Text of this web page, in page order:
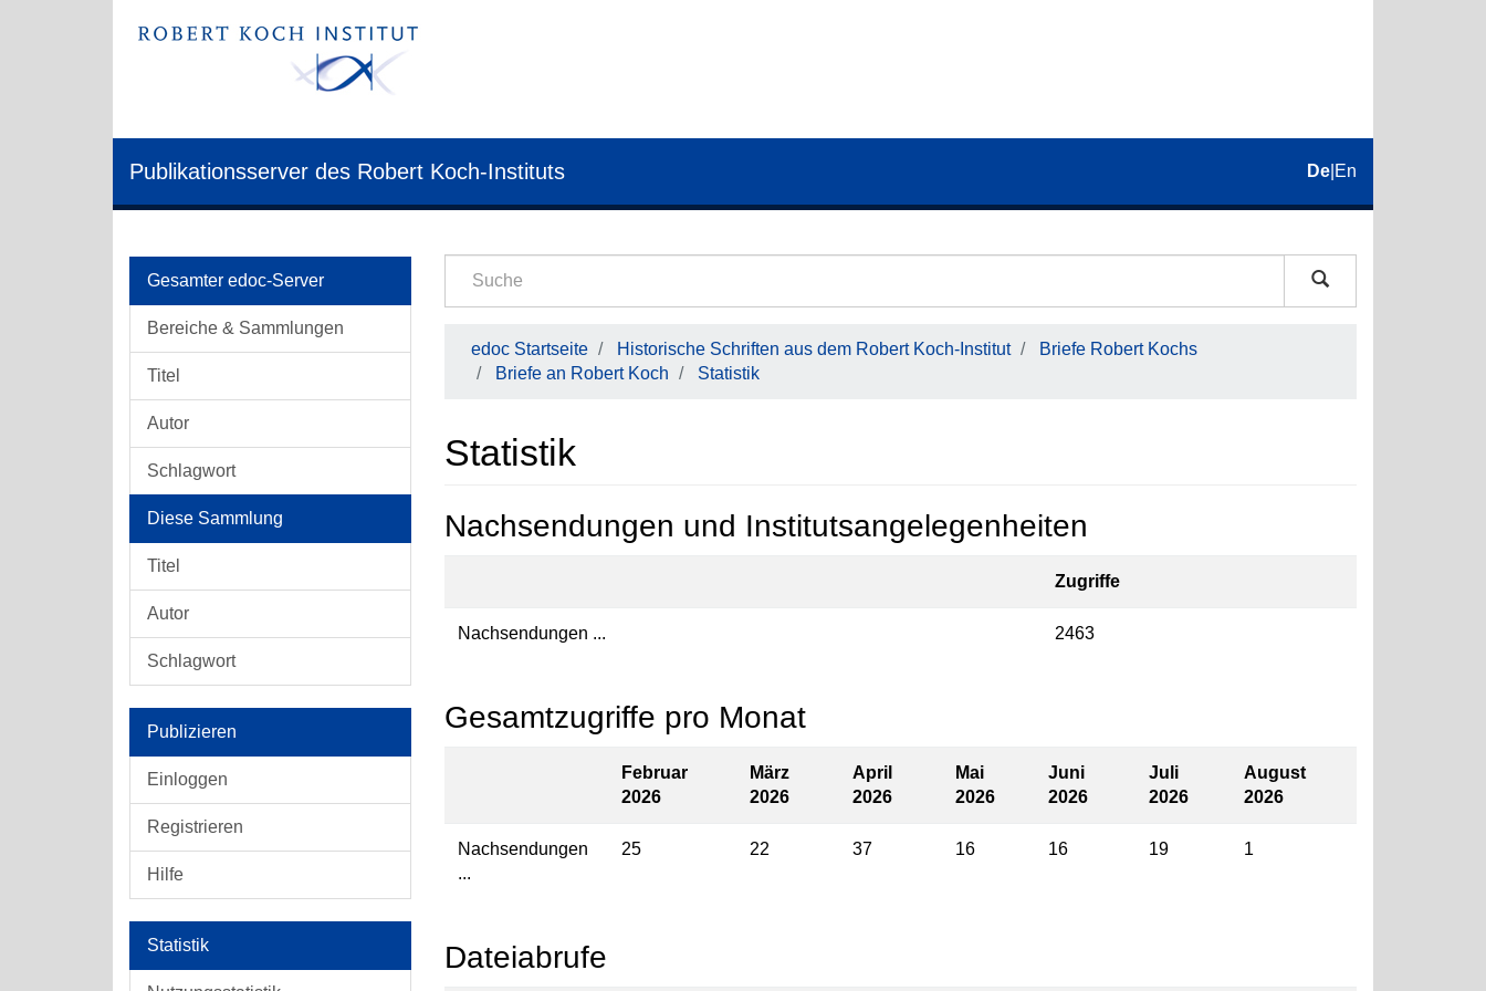
Publikationsserver des Robert Koch-Instituts De En
Gesamter edoc-Server
Bereiche & Sammlungen
Titel
Autor
Schlagwort
Diese Sammlung
Titel
Autor
Schlagwort
Publizieren
Einloggen
Registrieren
Hilfe
Statistik
edoc Startseite Historische Schriften aus dem Robert Koch-Institut
Briefe Robert Kochs
Briefe an Robert Koch
Statistik
Statistik
Nachsendungen und Institutsangelegenheiten
Zugriffe
Nachsendungen ... 2463
Gesamtzugriffe pro Monat
Februar
2026
März
2026
April
2026
Mai
2026
Juni
2026
Juli
2026
August
2026
Nachsendungen
...
25 22 37 16 16 19 1
Dateiabrufe